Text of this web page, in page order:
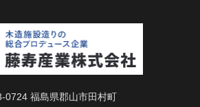
0724 福島県郡山市田村町